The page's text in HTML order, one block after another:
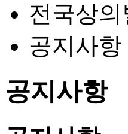
전국상
공지사항
공지사항